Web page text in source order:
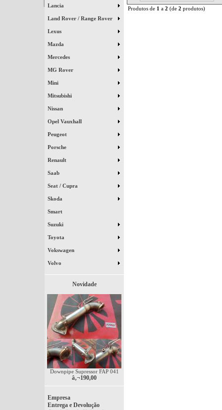
Lancia
Land Rover / Range Rover
Lexus
Mazda
Mercedes
MG Rover
Mini
Mitsubishi
Nissan
Opel Vauxhall
Peugeot
Porsche
Renault
Saab
Seat / Cupra
Skoda
Smart
Suzuki
Toyota
Vokswagen
Volvo
Novidade
Downpipe Supressor FAP 041
â‚¬190,00
Empresa
Entrega e Devolução
Produtos de 1 a 2 (de 2 produtos)